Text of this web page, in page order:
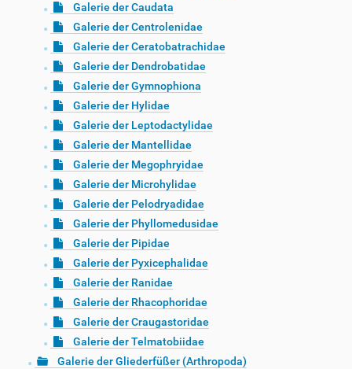
Galerie der Caudata
Galerie der Centrolenidae
Galerie der Ceratobatrachidae
Galerie der Dendrobatidae
Galerie der Gymnophiona
Galerie der Hylidae
Galerie der Leptodactylidae
Galerie der Mantellidae
Galerie der Megophryidae
Galerie der Microhylidae
Galerie der Pelodryadidae
Galerie der Phyllomedusidae
Galerie der Pipidae
Galerie der Pyxicephalidae
Galerie der Ranidae
Galerie der Rhacophoridae
Galerie der Craugastoridae
Galerie der Telmatobiidae
Galerie der Gliederfüßer (Arthropoda)